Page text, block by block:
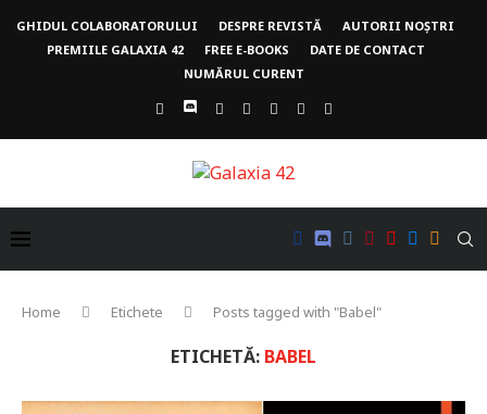
GHIDUL COLABORATORULUI DESPRE REVISTĂ
AUTORII NOȘTRI
PREMIILE GALAXIA 42
FREE E-BOOKS
DATE DE CONTACT
NUMĂRUL CURENT
Home Etichete Posts tagged with "Babel"
ETICHETĂ: BABEL